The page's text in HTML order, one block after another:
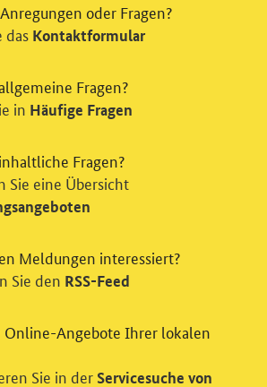
oder Fragen?
das Kontaktformular
Fragen?
in Häufige Fragen
Fragen?
Sie eine Übersicht
Meldungen interessiert?
Sie den RSS-Feed
Online-Angebote Ihrer lokalen
Sie in der Servicesuche von